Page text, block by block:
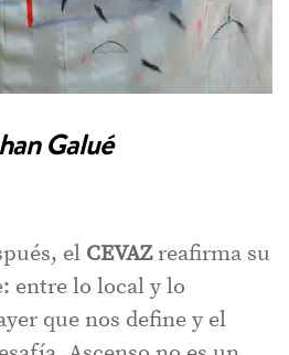
Galué
el CEVAZreafirma su
entre lo local y lo
que nos define y el